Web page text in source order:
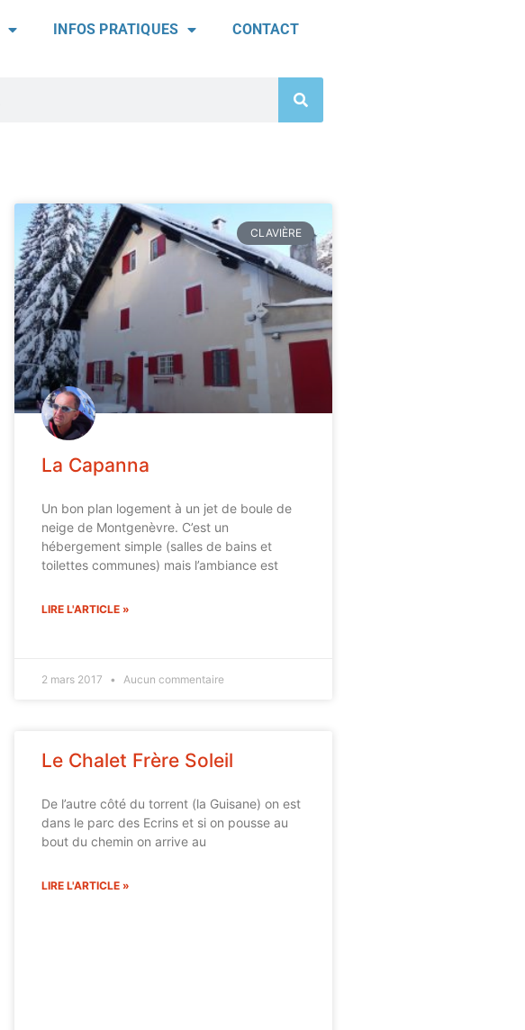
INFOS PRATIQUES CONTACT
CLAVIÈRE
La Capanna
Un bon plan logement à un jet de boule de
neige de Montgenèvre. C’est un
hébergement simple (salles de bains et
toilettes communes) mais l’ambiance est
LIRE L'ARTICLE »
2 mars 2017 Aucun commentaire
Le Chalet Frère Soleil
De l’autre côté du torrent (la Guisane) on est
dans le parc des Ecrins et si on pousse au
bout du chemin on arrive au
LIRE L'ARTICLE »